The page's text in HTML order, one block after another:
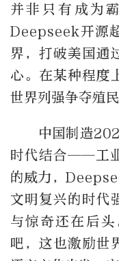
并非只有成为
Deepseek开源
界，打破美国通
心。在某种程度
世界列强争夺殖
中国制造2025
时代结合——工
的威力，
文明复兴的时代
与惊奇还在后
吧，这也激励世